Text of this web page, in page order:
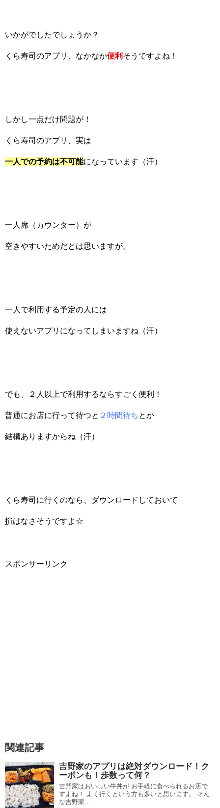
いかがでしたでしょうか？
くら寿司のアプリ、なかなか便利 そうですよね！
しかし一点だけ問題が！
くら寿司のアプリ、実は
一人での予約は不可能になっています（汗）
一人席（カウンター）が
空きやすいためだとは思いますが。
一人で利用する予定の人には
使えないアプリになってしまいますね（汗）
でも、２人以上で利用するならすごく便利！
普通にお店に行って待つと ２時間待ち とか
結構ありますからね（汗）
くら寿司に行くのなら、ダウンロードしておいて
損はなさそうですよ☆
スポンサーリンク
関連記事
吉野家のアプリは絶対ダウンロード！ク
ーポンも！歩数って何？
吉野家はおいしい牛丼が お手軽に食べられるお店で
すよね！ よく行くという方も多いと思います。 そん
な吉野家...